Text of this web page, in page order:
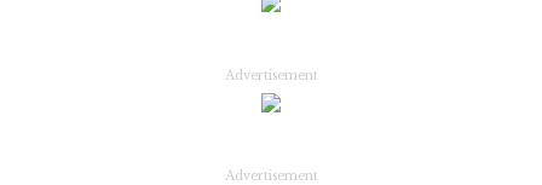
Advertisement
Advertisement